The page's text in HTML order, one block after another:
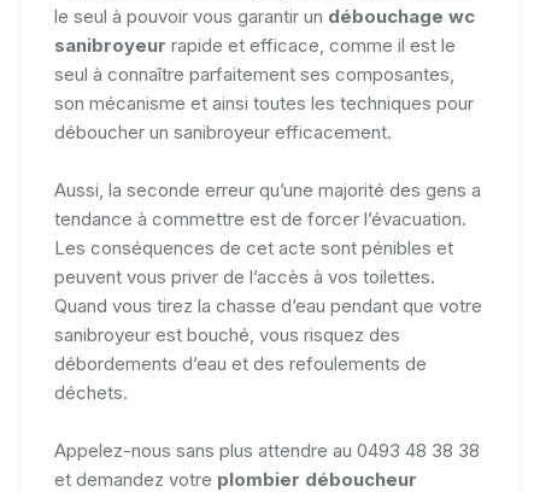
le seul à pouvoir vous garantir un débouchage wc
sanibroyeur rapide et efficace, comme il est le
seul à connaître parfaitement ses composantes,
son mécanisme et ainsi toutes les techniques pour
déboucher un sanibroyeur efficacement.
Aussi, la seconde erreur qu’une majorité des gens a
tendance à commettre est de forcer l’évacuation.
Les conséquences de cet acte sont pénibles et
peuvent vous priver de l’accès à vos toilettes.
Quand vous tirez la chasse d’eau pendant que votre
sanibroyeur est bouché, vous risquez des
débordements d’eau et des refoulements de
déchets.
Appelez-nous sans plus attendre au 0493 48 38 38
et demandez votre plombier déboucheur